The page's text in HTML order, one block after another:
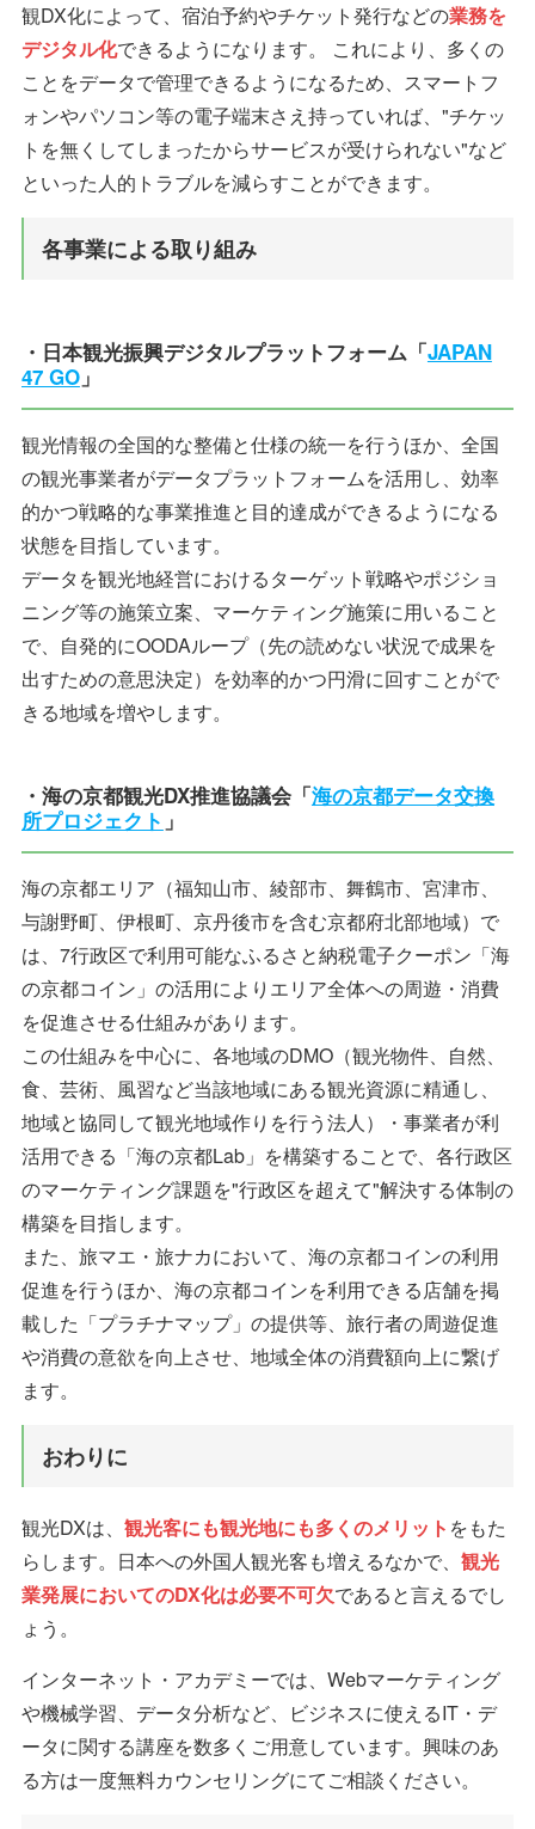
観DX化によって、宿泊予約やチケット発行などの業務を
デジタル化できるようになります。 これにより、多くの
ことをデータで管理できるようになるため、スマートフ
ォンやパソコン等の電子端末さえ持っていれば、"チケッ
トを無くしてしまったからサービスが受けられない"など
といった人的トラブルを減らすことができます。
各事業による取り組み
・日本観光振興デジタルプラットフォーム「JAPAN
47 GO」
観光情報の全国的な整備と仕様の統一を行うほか、全国
の観光事業者がデータプラットフォームを活用し、効率
的かつ戦略的な事業推進と目的達成ができるようになる
状態を目指しています。
データを観光地経営におけるターゲット戦略やポジショ
ニング等の施策立案、マーケティング施策に用いること
で、自発的にOODAループ（先の読めない状況で成果を
出すための意思決定）を効率的かつ円滑に回すことがで
きる地域を増やします。
・海の京都観光DX推進協議会「海の京都データ交換
所プロジェクト 」
海の京都エリア（福知山市、綾部市、舞鶴市、宮津市、
与謝野町、伊根町、京丹後市を含む京都府北部地域）で
は、7行政区で利用可能なふるさと納税電子クーポン「海
の京都コイン」の活用によりエリア全体への周遊・消費
を促進させる仕組みがあります。
この仕組みを中心に、各地域のDMO（観光物件、自然、
食、芸術、風習など当該地域にある観光資源に精通し、
地域と協同して観光地域作りを行う法人）・事業者が利
活用できる「海の京都Lab」を構築することで、各行政区
のマーケティング課題を"行政区を超えて"解決する体制の
構築を目指します。
また、旅マエ・旅ナカにおいて、海の京都コインの利用
促進を行うほか、海の京都コインを利用できる店舗を掲
載した「プラチナマップ」の提供等、旅行者の周遊促進
や消費の意欲を向上させ、地域全体の消費額向上に繋げ
ます。
おわりに
観光DXは、 観光客にも観光地にも多くのメリット をもた
らします。日本への外国人観光客も増えるなかで、 観光
業発展においてのDX化は必要不可欠であると言えるでし
ょう。
インターネット・アカデミーでは、Webマーケティング
や機械学習、データ分析など、ビジネスに使えるIT・デ
ータに関する講座を数多くご用意しています。興味のあ
る方は一度無料カウンセリングにてご相談ください。